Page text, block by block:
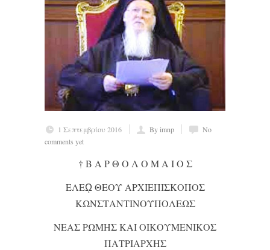
1 Σεπτεμβρίου 2016 By imnp
No
comments yet
† Β Α Ρ Θ Ο Λ Ο Μ Α Ι Ο Σ
ΕΛΕῼ ΘΕΟΥ ΑΡΧΙΕΠΙΣΚΟΠΟΣ
ΚΩΝΣΤΑΝΤΙΝΟΥΠΟΛΕΩΣ
ΝΕΑΣ ΡΩΜΗΣ ΚΑΙ ΟΙΚΟΥΜΕΝΙΚΟΣ
ΠΑΤΡΙΑΡΧΗΣ